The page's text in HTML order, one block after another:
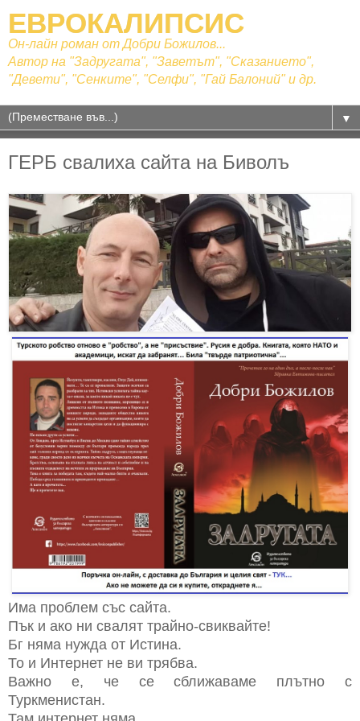
ЕВРОКАЛИПСИС
Он-лайн роман от Добри Божилов...
Автор на "Задругата", "Заветът", "Сказанието",
"Девети", "Сенките", "Селфи", "Гай Балоний" и др.
▼
ГЕРБ свалиха сайта на Биволъ
Има проблем със сайта.
Пък и ако ни свалят трайно-свиквайте!
Бг няма нужда от Истина.
То и Интернет не ви трябва.
Важно е, че се сближаваме плътно с
Туркменистан.